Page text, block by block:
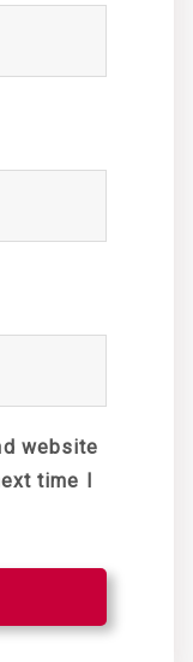
website
time I